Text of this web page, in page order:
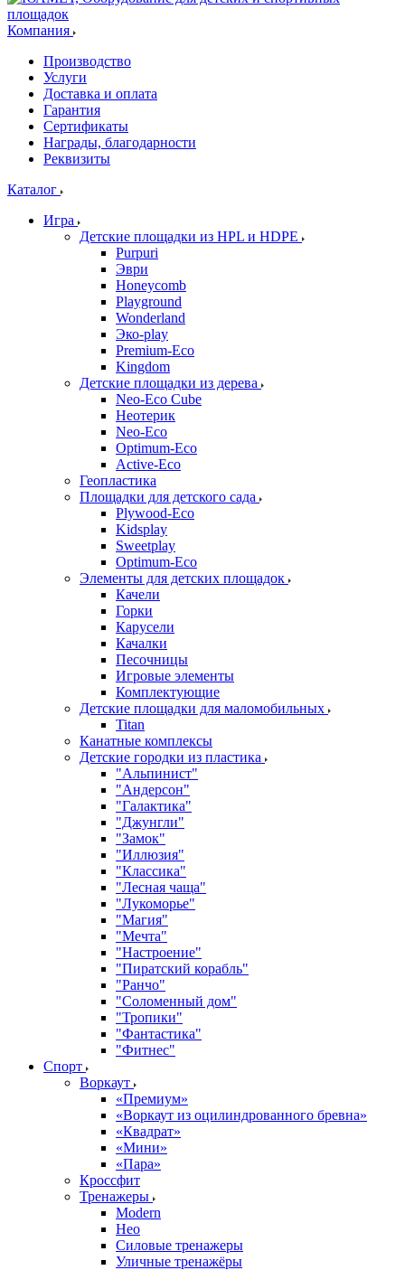
Компания
Производство
Услуги
Доставка и оплата
Гарантия
Сертификаты
Награды, благодарности
Реквизиты
Каталог
Игра
Детские площадки из HPL и HDPE
Purpuri
Эври
Honeycomb
Playground
Wonderland
Эко-play
Premium-Eco
Kingdom
Детские площадки из дерева
Neo-Eco Cube
Неотерик
Neo-Eco
Оptimum-Еco
Active-Eco
Геопластика
Площадки для детского сада
Plywood-Eco
Kidsplay
Sweetplay
Оptimum-Еco
Элементы для детских площадок
Качели
Горки
Карусели
Качалки
Песочницы
Игровые элементы
Комплектующие
Детские площадки для маломобильных
Titan
Канатные комплексы
Детские городки из пластика
"Альпинист"
"Андерсон"
"Галактика"
"Джунгли"
"Замок"
"Иллюзия"
"Классика"
"Лесная чаща"
"Лукоморье"
"Магия"
"Мечта"
"Настроение"
"Пиратский корабль"
"Ранчо"
"Соломенный дом"
"Тропики"
"Фантастика"
"Фитнес"
Спорт
Воркаут
«Премиум»
«Воркаут из оцилиндрованного бревна»
«Квадрат»
«Мини»
«Пара»
Кроссфит
Тренажеры
Modern
Нео
Силовые тренажеры
Уличные тренажёры